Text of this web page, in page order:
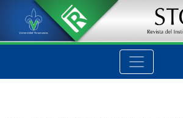
LA INTENCIONALIDAD ANTE LA